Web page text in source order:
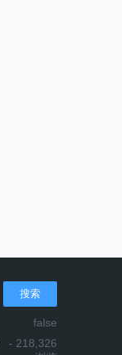
搜索
false
- 218,326